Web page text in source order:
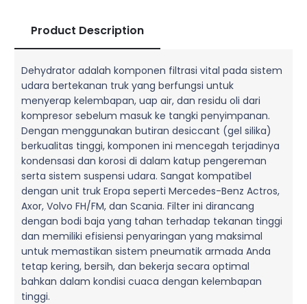
Product Description
Dehydrator adalah komponen filtrasi vital pada sistem
udara bertekanan truk yang berfungsi untuk
menyerap kelembapan, uap air, dan residu oli dari
kompresor sebelum masuk ke tangki penyimpanan.
Dengan menggunakan butiran desiccant (gel silika)
berkualitas tinggi, komponen ini mencegah terjadinya
kondensasi dan korosi di dalam katup pengereman
serta sistem suspensi udara. Sangat kompatibel
dengan unit truk Eropa seperti Mercedes-Benz Actros,
Axor, Volvo FH/FM, dan Scania. Filter ini dirancang
dengan bodi baja yang tahan terhadap tekanan tinggi
dan memiliki efisiensi penyaringan yang maksimal
untuk memastikan sistem pneumatik armada Anda
tetap kering, bersih, dan bekerja secara optimal
bahkan dalam kondisi cuaca dengan kelembapan
tinggi.